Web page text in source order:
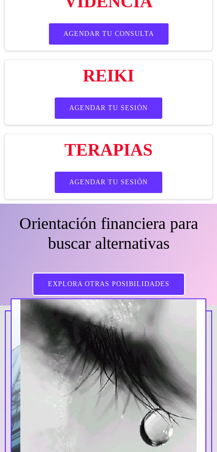
AGENDAR TU CONSULTA
REIKI
AGENDAR TU SESIÓN
TERAPIAS
AGENDAR TU SESIÓN
Orientación financiera para
buscar alternativas
EXPLORA OTRAS POSIBILIDADES